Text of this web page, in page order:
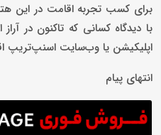
برای کسب تجربه اقامت در این
با دیدگاه کسانی که تاکنون در
اپلیکیشن یا وب‌سایت اسنپ‌تریپ
انتهای پیام